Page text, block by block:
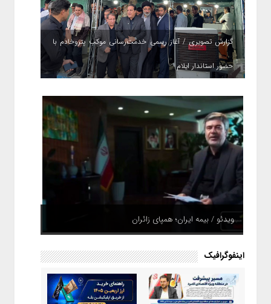
گزارش تصویری / آغاز رسمی خدمت‌رسانی موکب پتروخادم با
حضور استاندار ایلام
ویدئو / بیمه ایران؛ همپای زائران
اینفوگرافیک